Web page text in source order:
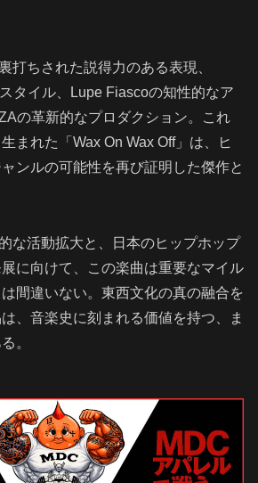
打ちされた説得力のある表現、
タイル、Lupe Fiascoの知性的なア
の革新的なプロダクション。これ
まれた「Wax On Wax Off」は、ヒ
ンルの可能性を再び証明した傑作と
な活動拡大と、日本のヒップホップ
に向けて、この楽曲は重要なマイル
間違いない。東西文化の真の融合を
、音楽史に刻まれる価値を持つ、ま
。